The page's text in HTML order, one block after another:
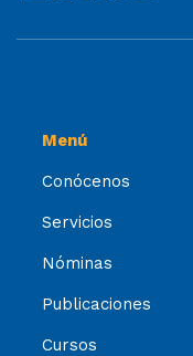
Menú
Conócenos
Servicios
Nóminas
Publicaciones
Cursos